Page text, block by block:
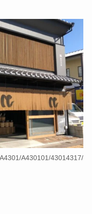
A430101/43014317/